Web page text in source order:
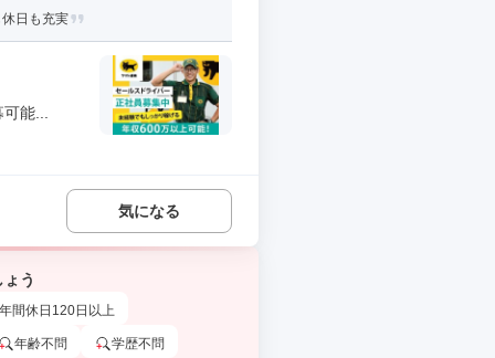
日も充実
能...
気になる
う
年間休日120日以上
年齢不問 学歴不問